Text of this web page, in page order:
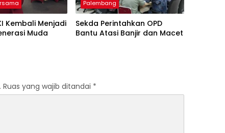
Kembali Menjadi
Muda
Palembang
Sekda Perintahkan OPD
Bantu Atasi Banjir dan Macet
Ruas yang wajib ditandai *